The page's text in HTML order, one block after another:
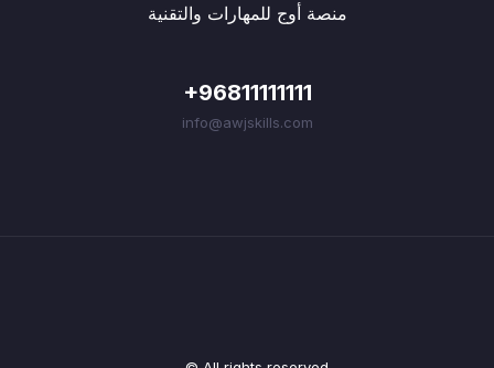
منصة أوج للمهارات والتقنية
+96811111111
info@awjskills.com